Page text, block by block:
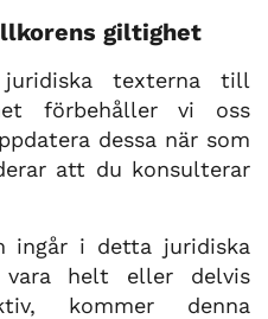
giltighet
texterna till
förbehåller vi oss
dessa när som
att du konsulterar
ingår i detta juridiska
vara helt eller delvis
kommer denna